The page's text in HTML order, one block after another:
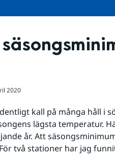
2020
kall på många håll i
lägsta temperatur.
år. Att
två stationer har jag